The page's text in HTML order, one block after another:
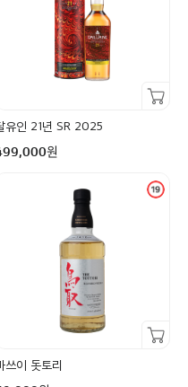
유인 21년 SR 2025
원
쓰이 돗토리